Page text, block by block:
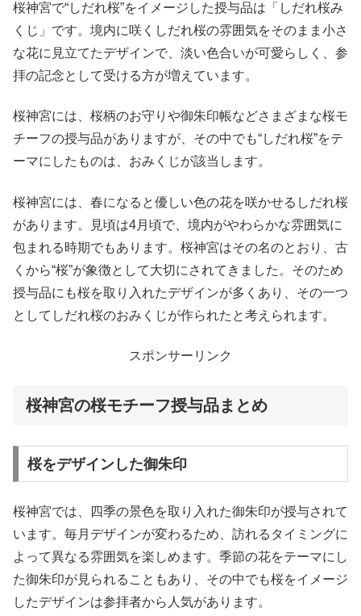
桜神宮で“しだれ桜”をイメージした授与品は「しだれ桜み
くじ」です。境内に咲くしだれ桜の雰囲気をそのまま小さ
な花に見立てたデザインで、淡い色合いが可愛らしく、参
拝の記念として受ける方が増えています。
桜神宮には、桜柄のお守りや御朱印帳などさまざまな桜モ
チーフの授与品がありますが、その中でも“しだれ桜”をテ
ーマにしたものは、おみくじが該当します。
桜神宮には、春になると優しい色の花を咲かせるしだれ桜
があります。見頃は4月頃で、境内がやわらかな雰囲気に
包まれる時期でもあります。桜神宮はその名のとおり、古
くから“桜”が象徴として大切にされてきました。そのため
授与品にも桜を取り入れたデザインが多くあり、その一つ
としてしだれ桜のおみくじが作られたと考えられます。
スポンサーリンク
桜神宮の桜モチーフ授与品まとめ
桜をデザインした御朱印
桜神宮では、四季の景色を取り入れた御朱印が授与されて
います。毎月デザインが変わるため、訪れるタイミングに
よって異なる雰囲気を楽しめます。季節の花をテーマにし
た御朱印が見られることもあり、その中でも桜をイメージ
したデザインは参拝者から人気があります。